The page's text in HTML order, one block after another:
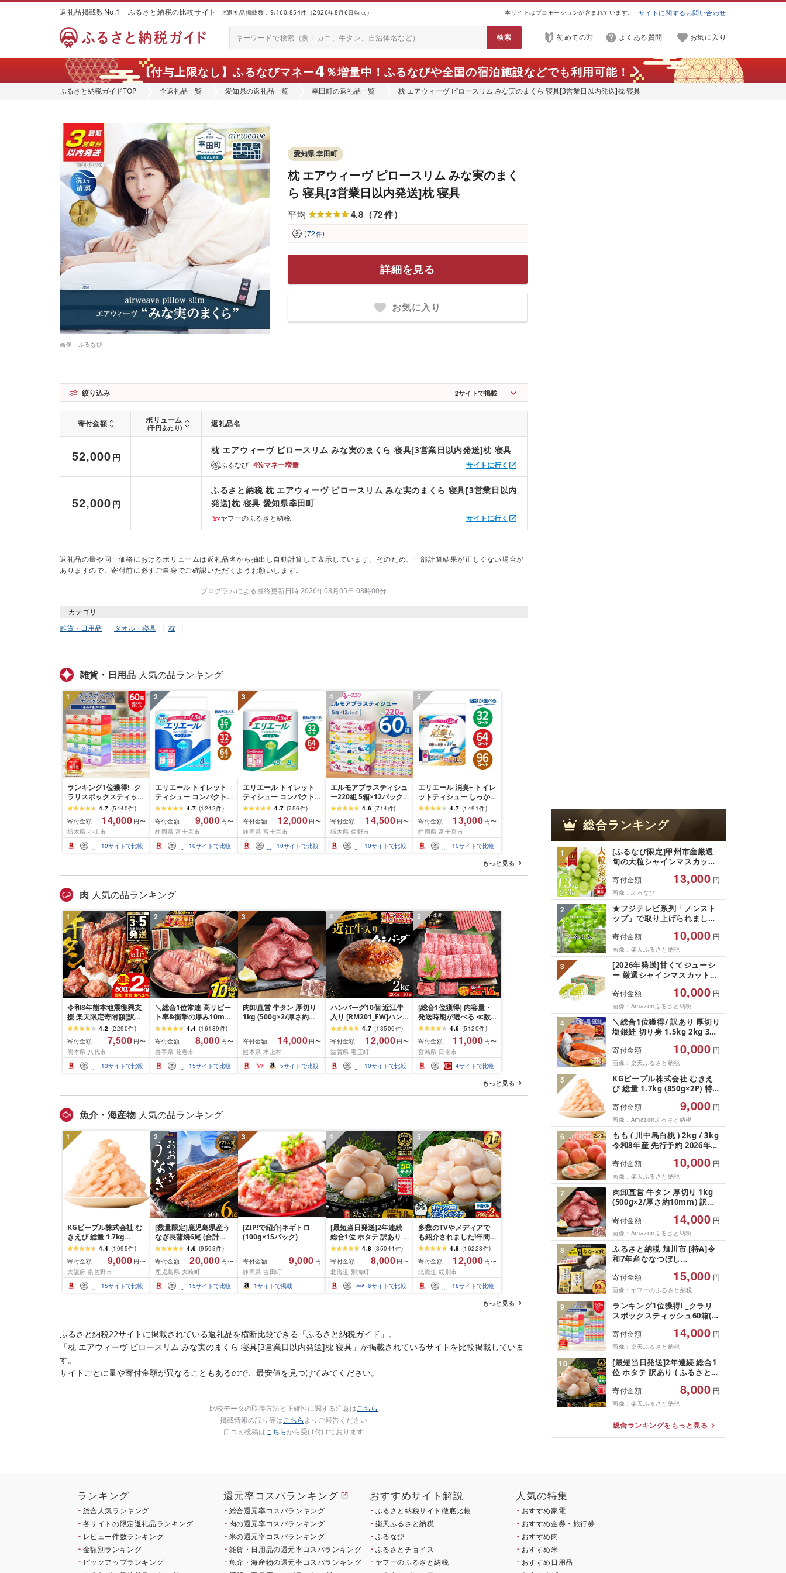
返礼品掲載数No.1 ふるさと納税の比較サイト ※返礼品掲載数：9,160,854件（2026年8月6日時点） 本サイトはプロモーションが含まれています。 サイトに関するお問い合わせ
初めての方 よくある質問 お気に入り
【付与上限なし】ふるなびマネー4％増量中！ ふるなびや全国の宿泊施設などでも利用可能！
ふるさと納税ガイドTOP 全返礼品一覧 愛知県の返礼品一覧 幸田町の返礼品一覧 枕 エアウィーヴ ピロースリム みな実のまくら 寝具[3営業日以内発送]枕 寝具
画像：ふるなび
愛知県 幸田町
枕 エアウィーヴ ピロースリム みな実のまく
ら 寝具[3営業日以内発送]枕 寝具
平均 4.8 （72件）
(72件)
詳細を見る
お気に入り
絞り込み 2サイトで掲載
寄付金額 ボリューム
(千円あたり) 返礼品名
52,000 円
ふるなび
枕 エアウィーヴ ピロースリム みな実のまくら 寝具[3営業日以内発送]枕 寝具
4%マネー増量 サイトに行く
52,000 円
ヤフーのふるさと納税
ふるさと納税 枕 エアウィーヴ ピロースリム みな実のまくら 寝具[3営業日以内
発送]枕 寝具 愛知県幸田町
サイトに行く
返礼品の量や同一価格におけるボリュームは返礼品名から抽出し自動計算して表示しています。そのため、一部計算結果が正しくない場合が
ありますので、寄付前に必ずご自身でご確認いただくようお願いします。
プログラムによる最終更新日時 2026年08月05日 08時00分
カテゴリ
雑貨・日用品
タオル・寝具 枕
雑貨・日用品 人気の品ランキング
1
ランキング1位獲得! _ク
ラリスボックスティッシ
ュ60箱(1箱220組(440
枚))(5個入り×12セット)_
ティッシュ ティッシュ
ペーパー 日用品 常備品
生活用品 まとめ買い [配
送不可地域:離島・沖縄
4.7 (5440件)
寄付金額
14,000 円〜
栃木県 小山市
10サイトで比較
2
エリエール トイレット
ティシュー コンパクト
シングル [個数が選べ
る:16・32・64 ロール]
1.5倍巻 82.5m トイレッ
トペーパー シングル パ
ルプ100% 香りつき 日用
品 消耗品 備蓄 ふるさと
4.7 (1242件)
寄付金額
9,000 円〜
静岡県 富士宮市
10サイトで比較
3
エリエール トイレット
ティシュー コンパクト
ダブル [選べるロール
数:32・64 ロール] 1.5倍
巻 45m トイレットペー
パー ダブル パルプ100%
香りつき 日用品 消耗品
備蓄 ふるさと納税 ふる
4.7 (756件)
寄付金額
12,000 円〜
静岡県 富士宮市
10サイトで比較
4
エルモアプラスティシュ
ー220組 5箱×12パック
(60箱)[離島・沖縄県不
可]_ ティッシュ ティッ
シュペーパー 日用品 消
耗品 まとめ買い 常備品
生活用品 ボックスティ
ッシュ [配送不可地域:離
4.6 (714件)
寄付金額
14,500 円〜
栃木県 佐野市
10サイトで比較
5
エリエール 消臭+ トイレ
ットティシュー しっか
り香るフレッシュクリア
の香り コンパクトダブ
ル [選べるロール数:32・
64・96 ロール] 1.5倍巻
37.5m トイレットペー
パー ダブル パルプ100%
日用品 消耗品 備蓄 送料
4.7 (1491件)
寄付金額
13,000 円〜
静岡県 富士宮市
10サイトで比較
もっと見る
肉 人気の品ランキング
1
令和8年熊本地震復興支
援 楽天限定寄附額[訳あ
り]牛タン 500g〜2kg 肉
牛肉 訳あり 牛タン 冷凍
小分け 厚切り 薄切り 食
べ比べ 500g 1kg 1.5kg
2kg 牛 人気 ビーフ 牛た
ん ふるさと納税 ランキ
4.2 (2290件)
寄付金額
7,500 円〜
熊本県 八代市
13サイトで比較
2
＼総合1位常連 高リピー
ト率&衝撃の厚み10mm
厚切り牛タン 塩味/ ≪ス
ピード発送!!10営業日以
内発送≫ 選べる内容量
500g / 1kg 定期便 毎月
届く 牛肉 肉 BBQ ふるさ
と 人気 ランキング 岩手
4.4 (16189件)
寄付金額
8,000 円〜
岩手県 花巻市
15サイトで比較
3
肉卸直営 牛タン 厚切り
1kg (500g×2/厚さ約
牛肉 焼肉 冷凍 スライス
業務用 バーベキュー
BBQ おつまみ ギフト お
祝い お中元 夏ギフト
寄付金額 14,000 円〜
熊本県 水上村
5サイトで比較
4
ハンバーグ10個 近江牛
入り [RM201_FW]ハン
バーグ
4.7 (13506件)
寄付金額
12,000 円〜
滋賀県 竜王町
10サイトで比較
5
[総合1位獲得] 内容量・
発送時期が選べる ≪数
量限定≫ 宮崎牛 赤身 ス
ライス 焼肉 国産 肉 牛肉
薄切り 黒毛和牛 A4 A5
人気 小分け 焼き肉 すき
焼き しゃぶしゃぶ 牛丼
BBQ ギフト 贈り物 おす
すめ 畜産農家応援 ミヤ
4.6 (5120件)
寄付金額
11,000 円〜
宮崎県 日南市
4サイトで比較
もっと見る
魚介・海産物 人気の品ランキング
1
KGピープル株式会社 む
きえび 総量 1.7kg
(850g×2P) 特大 5Lサイ
ズ バナメイエビ バラ凍
結 下処理不要 サイズ不
揃い 訳あり
4.4 (1095件)
寄付金額
9,000 円〜
大阪府 泉佐野市
15サイトで比較
2
[数量限定]鹿児島県産う
なぎ長蒲焼6尾 (合計
600g以上)4.6 (9593件)
寄付金額
20,000 円〜
鹿児島県 大崎町
15サイトで比較
3
[ZIP!で紹介]ネギトロ
(100g×15パック)
寄付金額 9,000 円
静岡県 吉田町
1サイトで掲載
4
[最短当日発送]2年連続
総合1位 ホタテ 訳あり (
ふるさと納税 ほたて ふ
るさと納税 訳あり 帆立
ふるさと わけあり ホタ
テ貝柱 貝 人気 不揃い 刺
身 規格外 魚介 ランキン
グ 海鮮 冷凍 発送時期が
4.8 (35044件)
寄付金額
8,000 円〜
北海道 別海町
6サイトで比較
5
多数のTVやメディアで
も紹介されました!年間
総合ランキング4年連続1
位!北海道オホーツク海
産ホタテ玉冷 | ホタテ
ほたて hotate 帆立 貝柱
刺身 冷凍 貝 訳あり わけ
あり ワケアリ 大粒 サイ
ズ不揃い バラエティ 選
4.8 (16228件)
寄付金額
12,000 円〜
北海道 紋別市
18サイトで比較
もっと見る
ふるさと納税22サイトに掲載されている返礼品を横断比較できる「ふるさと納税ガイド」。
「枕 エアウィーヴ ピロースリム みな実のまくら 寝具[3営業日以内発送]枕 寝具」が掲載されているサイトを比較掲載していま
す。
サイトごとに量や寄付金額が異なることもあるので、最安値を見つけてみてください。
比較データの取得方法と正確性に関する注意はこちら
掲載情報の誤り等はこちらよりご報告ください
口コミ投稿はこちらから受け付けております
総合ランキング
1
[ふるなび限定]甲州市産厳選
旬の大粒シャインマスカット
(MG)B12-472 FN-Limited-
VO シャインマスカット フル
ーツ
寄付金額 13,000 円
画像：ふるなび
2
★フジテレビ系列「ノンスト
ップ」で取り上げられました!
ルプス市産シャインマスカッ
ト1.2kg以上(2〜3房)ふるさと
納税 おすすめ 山梨県 南アル
プス市 送料無料 AL
寄付金額 10,000 円
画像：楽天ふるさと納税
3
[2026年発送]甘くてジューシ
ー 厳選シャインマスカット
日)から10月下旬までの発送)
フルーツ ぶどう 果物 山梨県
産 2026 旬 大粒 高級 ブドウ
葡萄 富士吉田市
寄付金額 10,000 円
画像：Amazonふるさと納税
4
＼総合1位獲得/ 訳あり 厚切り
塩銀鮭 切り身 1.5kg 2kg 3kg
さけ しゃけ サーモン 魚 魚介
類 魚介 魚貝 水産 海鮮 海産物
冷凍 厚切 肉 厚 塩鮭 銀鮭 ふ
るさと 送料無料 切身 規格外
千葉県 銚子市 銚子東洋
寄付金額 10,000 円
画像：楽天ふるさと納税
5
KGピープル株式会社 むきえ
び 総量 1.7kg (850g×2P) 特大
凍結 下処理不要 サイズ不揃い
訳あり
寄付金額 9,000 円
画像：Amazonふるさと納税
6
もも ( 川中島白桃 ) 2kg / 3kg
令和8年産 先行予約 2026年
ツ 秀品 のし 贈答 ギフト おす
そ分け 期間限定 冷蔵便 送料
無料 産地直送 お取り寄せ [ 山
形県 天童市 ]
寄付金額 10,000 円
画像：楽天ふるさと納税
7
肉卸直営 牛タン 厚切り 1kg
(500g×2/厚さ約10mm) 訳あ
ライス 業務用 バーベキュー
BBQ おつまみ ギフト お祝い
お中元 夏ギフト
寄付金額 14,000 円
画像：Amazonふるさと納税
8
ふるさと納税 旭川市 [特A]令
和7年産ななつぼし
お米[さとふる限定]_05957
寄付金額 15,000 円
画像：ヤフーのふるさと納税
9
ランキング1位獲得! _クラリ
スボックスティッシュ60箱(1
セット)_ ティッシュ ティッシ
ュペーパー 日用品 常備品 生
活用品 まとめ買い [配送不可
地域:離島・沖縄県]
寄付金額 14,000 円
画像：楽天ふるさと納税
10
[最短当日発送]2年連続 総合1
位 ホタテ 訳あり ( ふるさと納
り 帆立 ふるさと わけあり ホ
タテ貝柱 貝 人気 不揃い 刺身
規格外 魚介 ランキング 海鮮
冷凍 発送時期が選べる 北海道
別海町 )(クラウドファンディ
寄付金額 8,000 円
画像：楽天ふるさと納税
総合ランキングをもっと見る
ランキング
総合人気ランキング
各サイトの限定返礼品ランキング
レビュー件数ランキング
金額別ランキング
ピックアップランキング
還元率コスパランキング
総合還元率コスパランキング
肉の還元率コスパランキング
米の還元率コスパランキング
雑貨・日用品の還元率コスパランキング
魚介・海産物の還元率コスパランキング
おすすめサイト解説
ふるさと納税サイト徹底比較
楽天ふるさと納税
ふるなび
ふるさとチョイス
ヤフーのふるさと納税
人気の特集
おすすめ家電
おすすめ金券・旅行券
おすすめ肉
おすすめ米
おすすめ日用品